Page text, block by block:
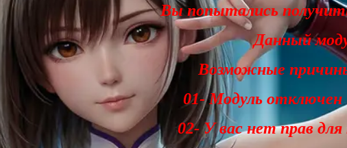
Вы попытались
Данный
Возможные
01- Модуль отключен
02- У вас нет прав